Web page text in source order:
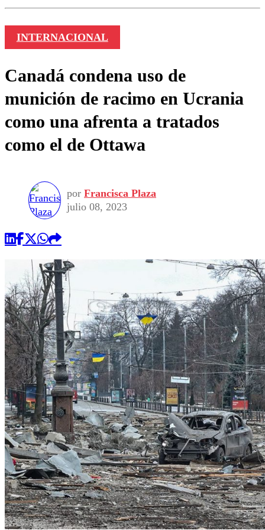
INTERNACIONAL
Canadá condena uso de
munición de racimo en Ucrania
como una afrenta a tratados
como el de Ottawa
por Francisca Plaza
julio 08, 2023